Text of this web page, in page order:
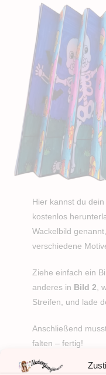
Hier kannst du
kostenlos
Wackelbild
verschiedene
Ziehe einfach ein
anderes in Bild 2 ,
Streifen, und lade
Anschließend
falten – fertig!